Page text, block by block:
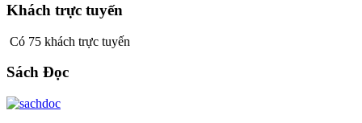
Khách trực tuyến
Có 75 khách trực tuyến
Sách Đọc